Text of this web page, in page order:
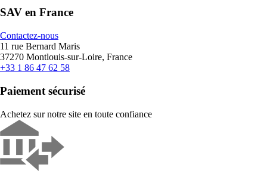
SAV en France
Contactez-nous
11 rue Bernard Maris
37270 Montlouis-sur-Loire, France
+33 1 86 47 62 58
Paiement sécurisé
Achetez sur notre site en toute confiance